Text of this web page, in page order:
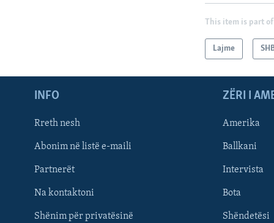
FOLLOW US
This item is part of
Lajme
INFO
Rreth nesh
Abonim në listë e-maili
Partnerët
Na kontaktoni
Shënim për privatësinë
ZËRI I
Amerika
Ballkani
Intervista
Bota
Shëndetësi